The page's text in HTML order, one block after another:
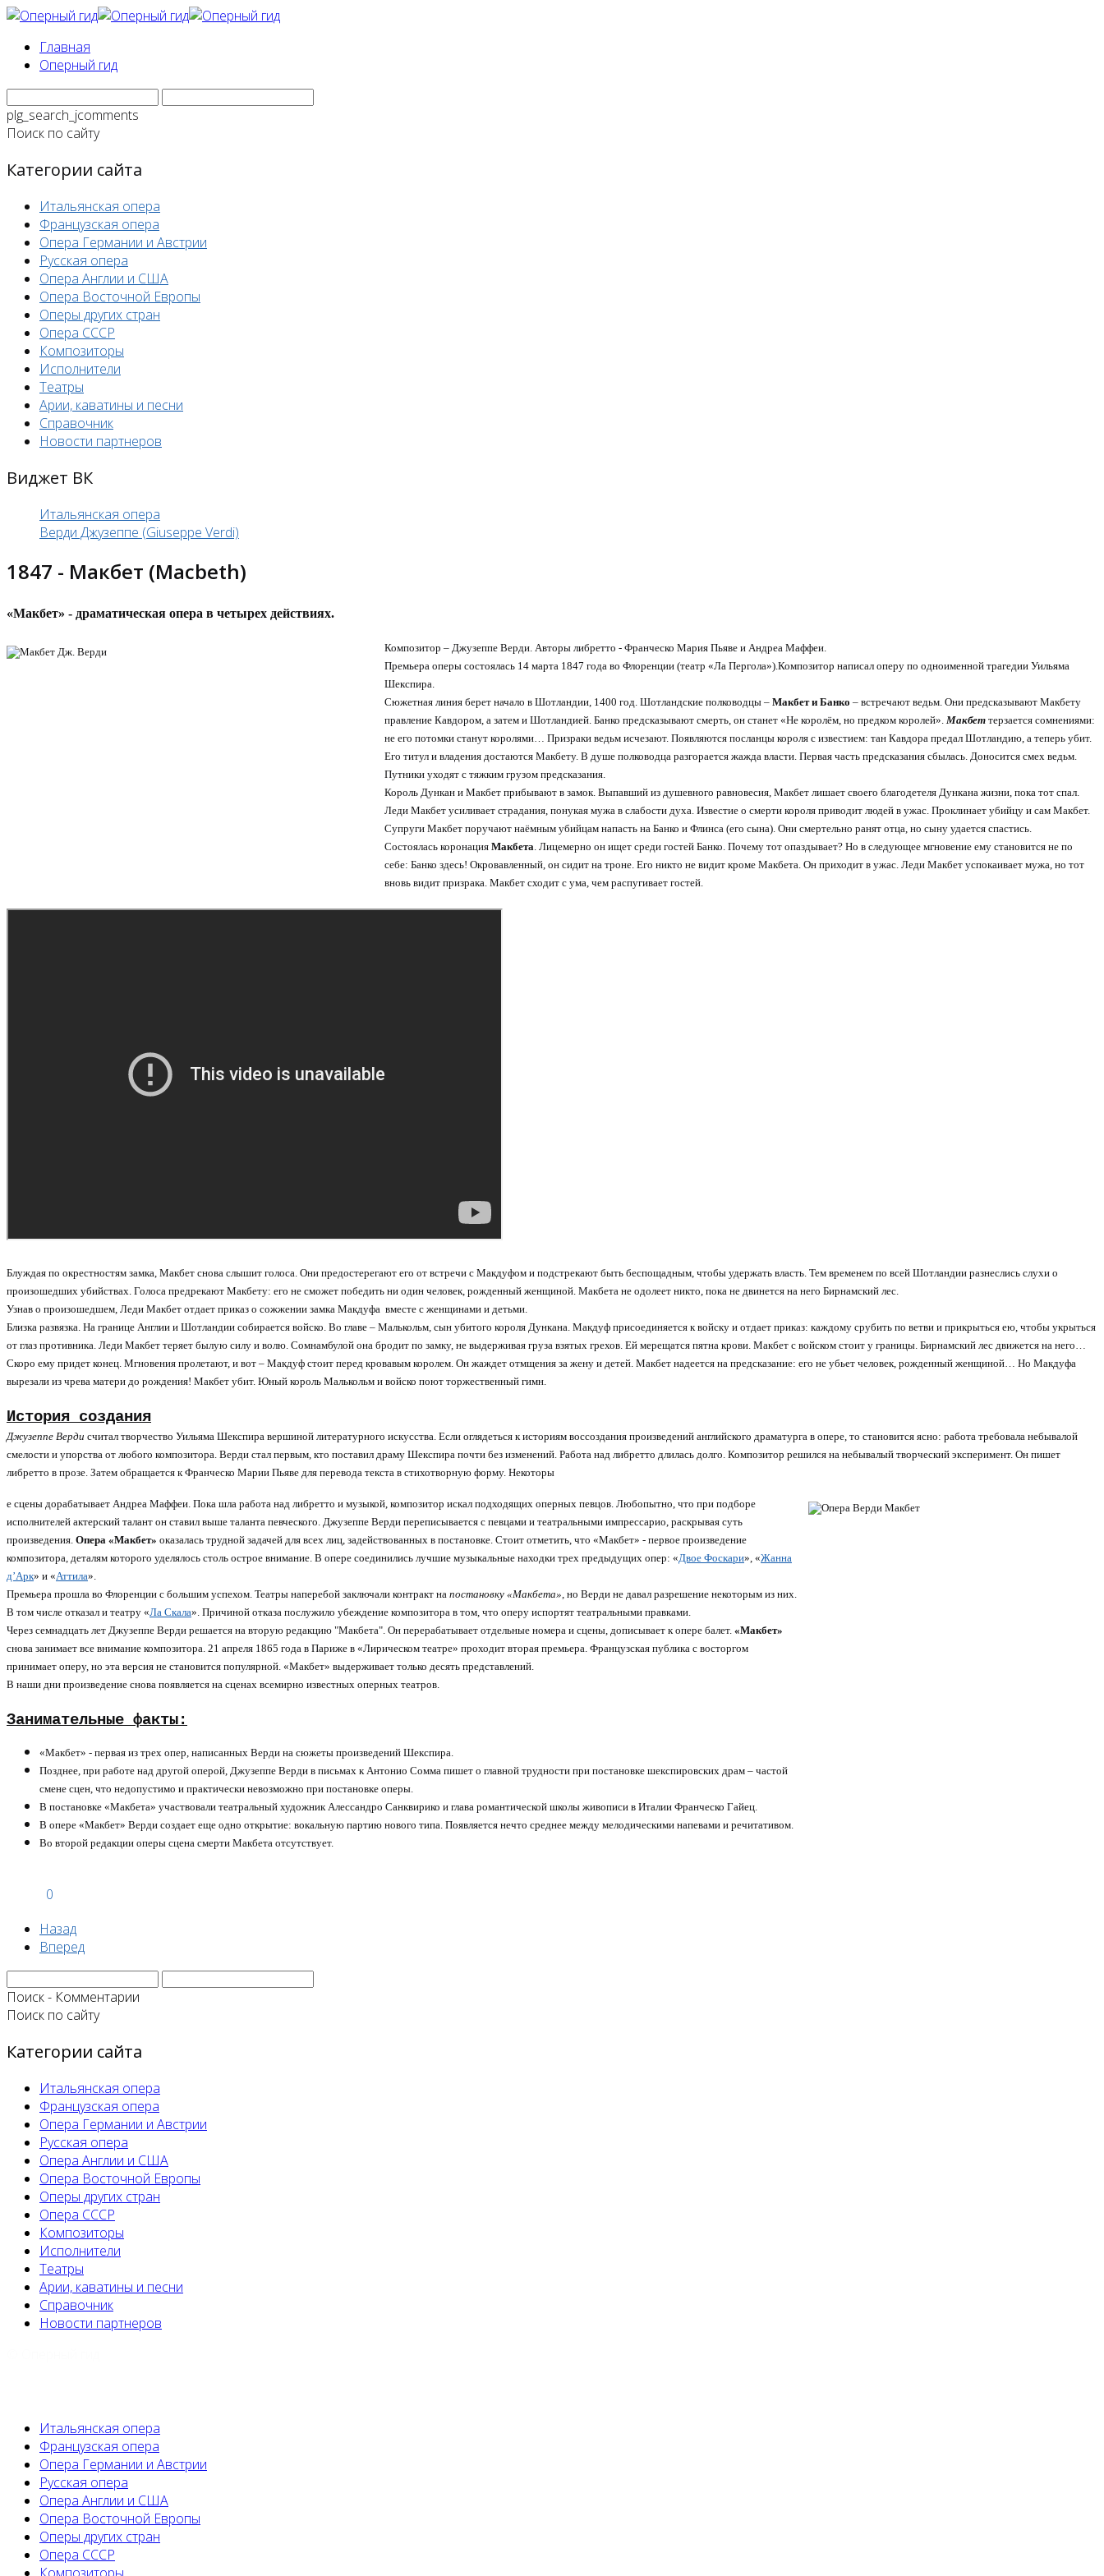
Главная
Оперный гид
plg_search_jcomments
Поиск по сайту
Категории сайта
Итальянская опера
Французская опера
Опера Германии и Австрии
Русская опера
Опера Англии и США
Опера Восточной Европы
Оперы других стран
Опера СССР
Композиторы
Исполнители
Театры
Арии, каватины и песни
Справочник
Новости партнеров
Виджет ВК
Итальянская опера
Верди Джузеппе (Giuseppe Verdi)
1847 - Макбет (Macbeth)
«Макбет» - драматическая опера в четырех действиях.
Композитор – Джузеппе Верди. Авторы либретто - Франческо Мария Пьяве и Андреа Маффеи.
Премьера оперы состоялась 14 марта 1847 года во Флоренции (театр «Ла Пергола»).Композитор написал оперу по одноименной трагедии Уильяма
Шекспира.
Сюжетная линия берет начало в Шотландии, 1400 год. Шотландские полководцы – Макбет и Банко – встречают ведьм. Они предсказывают Макбету
правление Кавдором, а затем и Шотландией. Банко предсказывают смерть, он станет «Не королём, но предком королей». Макбет терзается сомнениями:
не его потомки станут королями… Призраки ведьм исчезают. Появляются посланцы короля с известием: тан Кавдора предал Шотландию, а теперь убит.
Его титул и владения достаются Макбету. В душе полководца разгорается жажда власти. Первая часть предсказания сбылась. Доносится смех ведьм.
Путники уходят с тяжким грузом предсказания.
Король Дункан и Макбет прибывают в замок. Выпавший из душевного равновесия, Макбет лишает своего благодетеля Дункана жизни, пока тот спал.
Леди Макбет усиливает страдания, понукая мужа в слабости духа. Известие о смерти короля приводит людей в ужас. Проклинает убийцу и сам Макбет.
Супруги Макбет поручают наёмным убийцам напасть на Банко и Флинса (его сына). Они смертельно ранят отца, но сыну удается спастись.
Состоялась коронация Макбета . Лицемерно он ищет среди гостей Банко. Почему тот опаздывает? Но в следующее мгновение ему становится не по
себе: Банко здесь! Окровавленный, он сидит на троне. Его никто не видит кроме Макбета. Он приходит в ужас. Леди Макбет успокаивает мужа, но тот
вновь видит призрака. Макбет сходит с ума, чем распугивает гостей.
Блуждая по окрестностям замка, Макбет снова слышит голоса. Они предостерегают его от встречи с Макдуфом и подстрекают быть беспощадным, чтобы удержать власть. Тем временем по всей Шотландии разнеслись слухи о
произошедших убийствах. Голоса предрекают Макбету: его не сможет победить ни один человек, рожденный женщиной. Макбета не одолеет никто, пока не двинется на него Бирнамский лес.
Узнав о произошедшем, Леди Макбет отдает приказ о сожжении замка Макдуфа вместе с женщинами и детьми.
Близка развязка. На границе Англии и Шотландии собирается войско. Во главе – Малькольм, сын убитого короля Дункана. Макдуф присоединяется к войску и отдает приказ: каждому срубить по ветви и прикрыться ею, чтобы укрыться
от глаз противника. Леди Макбет теряет былую силу и волю. Сомнамбулой она бродит по замку, не выдерживая груза взятых грехов. Ей мерещатся пятна крови. Макбет с войском стоит у границы. Бирнамский лес движется на него…
Скоро ему придет конец. Мгновения пролетают, и вот – Макдуф стоит перед кровавым королем. Он жаждет отмщения за жену и детей. Макбет надеется на предсказание: его не убьет человек, рожденный женщиной… Но Макдуфа
вырезали из чрева матери до рождения! Макбет убит. Юный король Малькольм и войско поют торжественный гимн.
История создания
Джузеппе Верди считал творчество Уильяма Шекспира вершиной литературного искусства. Если оглядеться к историям воссоздания произведений английского драматурга в опере, то становится ясно: работа требовала небывалой
смелости и упорства от любого композитора. Верди стал первым, кто поставил драму Шекспира почти без изменений. Работа над либретто длилась долго. Композитор решился на небывалый творческий эксперимент. Он пишет
либретто в прозе. Затем обращается к Франческо Марии Пьяве для перевода текста в стихотворную форму. Некоторы
е сцены дорабатывает Андреа Маффеи. Пока шла работа над либретто и музыкой, композитор искал подходящих оперных певцов. Любопытно, что при подборе
исполнителей актерский талант он ставил выше таланта певческого. Джузеппе Верди переписывается с певцами и театральными импрессарио, раскрывая суть
произведения. Опера «Макбет» оказалась трудной задачей для всех лиц, задействованных в постановке. Стоит отметить, что «Макбет» - первое произведение
композитора, деталям которого уделялось столь острое внимание. В опере соединились лучшие музыкальные находки трех предыдущих опер: «Двое Фоскари», «Жанна
д’Арк» и «Аттила».
Премьера прошла во Флоренции с большим успехом. Театры наперебой заключали контракт на постановку «Макбета» , но Верди не давал разрешение некоторым из них.
В том числе отказал и театру «Ла Скала». Причиной отказа послужило убеждение композитора в том, что оперу испортят театральными правками.
Через семнадцать лет Джузеппе Верди решается на вторую редакцию "Макбета". Он перерабатывает отдельные номера и сцены, дописывает к опере балет. «Макбет»
снова занимает все внимание композитора. 21 апреля 1865 года в Париже в «Лирическом театре» проходит вторая премьера. Французская публика с восторгом
принимает оперу, но эта версия не становится популярной. «Макбет» выдерживает только десять представлений.
В наши дни произведение снова появляется на сценах всемирно известных оперных театров.
Занимательные факты:
«Макбет» - первая из трех опер, написанных Верди на сюжеты произведений Шекспира.
Позднее, при работе над другой оперой, Джузеппе Верди в письмах к Антонио Сомма пишет о главной трудности при постановке шекспировских драм – частой
смене сцен, что недопустимо и практически невозможно при постановке оперы.
В постановке «Макбета» участвовали театральный художник Алессандро Санквирико и глава романтической школы живописи в Италии Франческо Гайец.
В опере «Макбет» Верди создает еще одно открытие: вокальную партию нового типа. Появляется нечто среднее между мелодическими напевами и речитативом.
Во второй редакции оперы сцена смерти Макбета отсутствует.
0
Назад
Вперед
Поиск - Комментарии
Поиск по сайту
Категории сайта
Итальянская опера
Французская опера
Опера Германии и Австрии
Русская опера
Опера Англии и США
Опера Восточной Европы
Оперы других стран
Опера СССР
Композиторы
Исполнители
Театры
Арии, каватины и песни
Справочник
Новости партнеров
Итальянская опера
Французская опера
Опера Германии и Австрии
Русская опера
Опера Англии и США
Опера Восточной Европы
Оперы других стран
Опера СССР
Композиторы